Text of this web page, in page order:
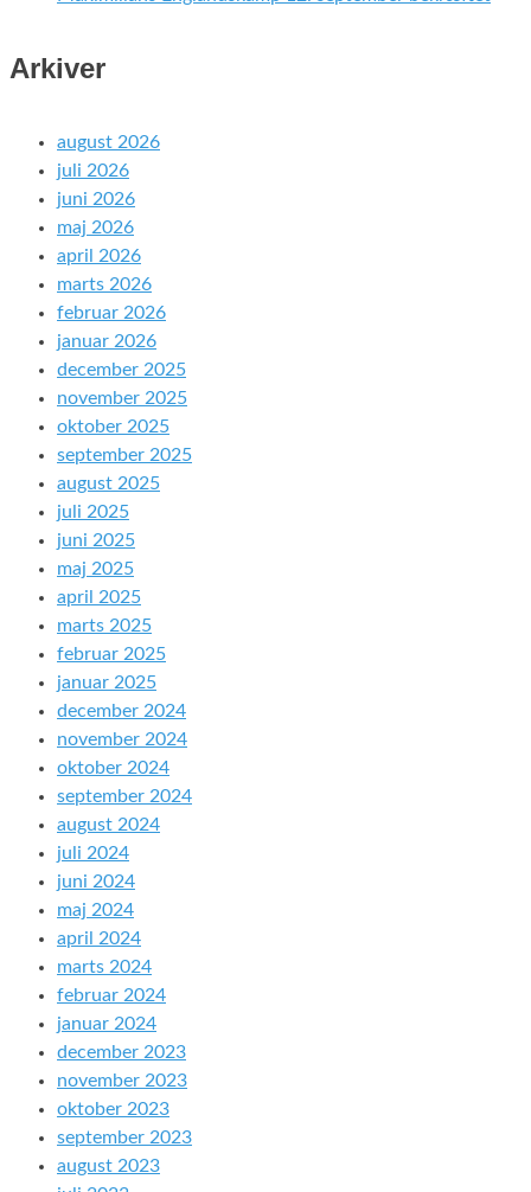
Arkiver
august 2026
juli 2026
juni 2026
maj 2026
april 2026
marts 2026
februar 2026
januar 2026
december 2025
november 2025
oktober 2025
september 2025
august 2025
juli 2025
juni 2025
maj 2025
april 2025
marts 2025
februar 2025
januar 2025
december 2024
november 2024
oktober 2024
september 2024
august 2024
juli 2024
juni 2024
maj 2024
april 2024
marts 2024
februar 2024
januar 2024
december 2023
november 2023
oktober 2023
september 2023
august 2023